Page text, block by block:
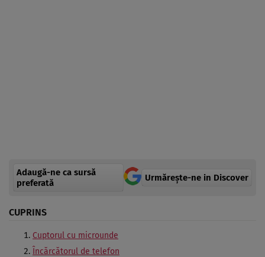
Adaugă-ne ca sursă
preferată
Urmărește-ne in Discover
CUPRINS
Cuptorul cu microunde
Încărcătorul de telefon